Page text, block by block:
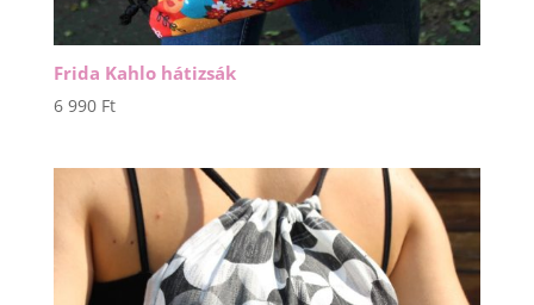
Frida Kahlo hátizsák
6 990 Ft